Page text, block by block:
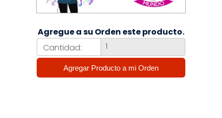
Agregue a su Orden este producto.
Cantidad: